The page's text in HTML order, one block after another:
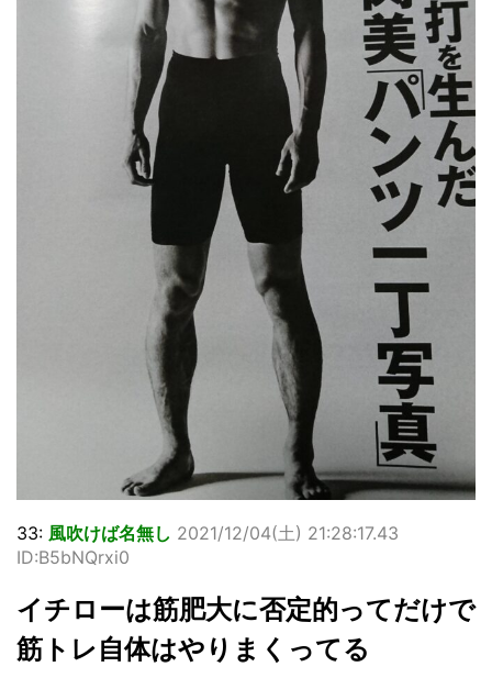
33: 風吹けば名無し 2021/12/04(土) 21:28:17.43
ID:B5bNQrxi0
イチローは筋肥大に否定的ってだけで
筋トレ自体はやりまくってる